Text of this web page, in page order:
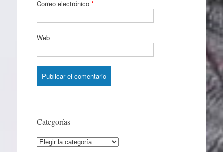
Correo electrónico *
Web
Categorías
Categorías